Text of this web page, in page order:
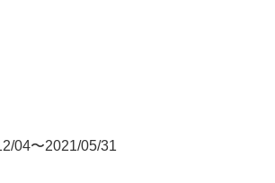
04〜2021/05/31